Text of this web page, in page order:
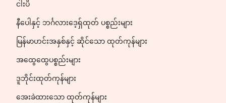
ငါးပိ
နီပေါနှင့် ဘင်္ဂလားဒေ့ရှ်ထုတ် ပစ္စည်းများ
မြန်မာဟင်းအနှစ်နှင့် ဆိုင်သော ထုတ်ကုန်များ
အထွေထွေပစ္စည်းများ
ဒူဘိုင်းထုတ်ကုန်များ
အေးခဲထားသော ထုတ်ကုန်များ